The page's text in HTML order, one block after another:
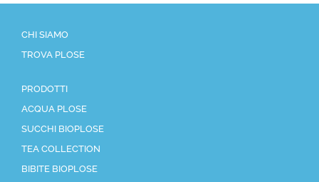
CHI SIAMO
TROVA PLOSE
PRODOTTI
ACQUA PLOSE
SUCCHI BIOPLOSE
TEA COLLECTION
BIBITE BIOPLOSE